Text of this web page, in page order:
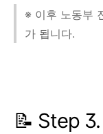
※ 이후 노동부
가 됩니다.
📝 Step